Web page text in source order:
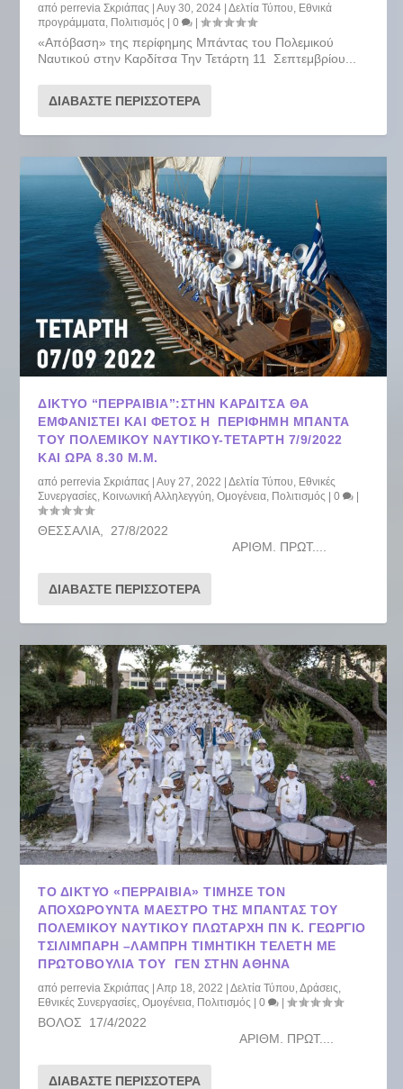
απόperrevia Σκριάπας |Αυγ 30, 2024 |Δελτία Τύπου Εθνικά
προγράμματα Πολιτισμός |0 |
«Απόβαση» της περίφημης Μπάντας του Πολεμικού
Ναυτικού στην Καρδίτσα Την Τετάρτη 11 Σεπτεμβρίου...
ΔΙΑΒΆΣΤΕ ΠΕΡΙΣΣΌΤΕΡΑ
ΔΊΚΤΥΟ “ΠΕΡΡΑΙΒΙΑ”:ΣΤΗΝ ΚΑΡΔΊΤΣΑ ΘΑ
ΕΜΦΑΝΙΣΤΕΊ ΚΑΙ ΦΈΤΟΣ Η ΠΕΡΊΦΗΜΗ ΜΠΆΝΤΑ
ΤΟΥ ΠΟΛΕΜΙΚΟΎ ΝΑΥΤΙΚΟΎ-ΤΕΤΆΡΤΗ 7/9/2022
ΚΑΙ ΏΡΑ 8.30 Μ.Μ.
απόperrevia Σκριάπας |Αυγ 27, 2022 |Δελτία Τύπου Εθνικές
Συνεργασίες Κοινωνική Αλληλεγγύη ,Ομογένεια Πολιτισμός |0 |
ΘΕΣΣΑΛΙΑ, 27/8/2022
ΑΡΙΘΜ. ΠΡΩΤ....
ΔΙΑΒΆΣΤΕ ΠΕΡΙΣΣΌΤΕΡΑ
ΤΟ ΔΊΚΤΥΟ «ΠΕΡΡΑΙΒΙΑ» ΤΊΜΗΣΕ ΤΟΝ
ΑΠΟΧΩΡΟΎΝΤΑ ΜΑΈΣΤΡΟ ΤΗΣ ΜΠΆΝΤΑΣ ΤΟΥ
ΠΟΛΕΜΙΚΟΎ ΝΑΥΤΙΚΟΎ ΠΛΩΤΆΡΧΗ ΠΝ Κ. ΓΕΏΡΓΙΟ
ΤΣΙΛΙΜΠΆΡΗ –ΛΑΜΠΡΉ ΤΙΜΗΤΙΚΉ ΤΕΛΕΤΉ ΜΕ
ΠΡΩΤΟΒΟΥΛΊΑ ΤΟΥ ΓΕΝ ΣΤΗΝ ΑΘΉΝΑ
απόperrevia Σκριάπας |Απρ 18, 2022 |Δελτία Τύπου,Δράσεις,
Εθνικές Συνεργασίες,Ομογένεια, Πολιτισμός |0 |
ΒΟΛΟΣ 17/4/2022
ΑΡΙΘΜ. ΠΡΩΤ....
ΔΙΑΒΆΣΤΕ ΠΕΡΙΣΣΌΤΕΡΑ